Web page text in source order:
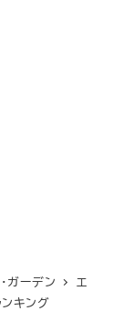
ガーデン
エ
キング